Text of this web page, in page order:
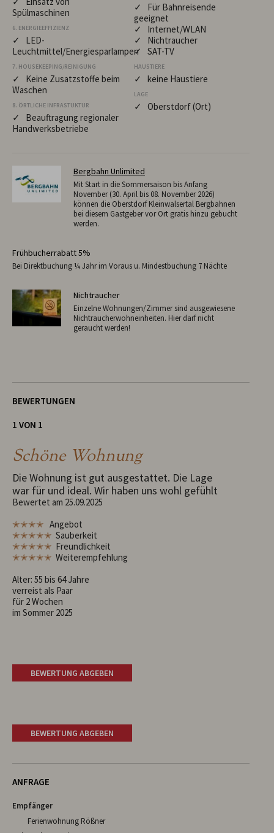
Spülmaschinen
6. ENERGIEEFFIZIENZ
✓ LED-
Leuchtmittel/Energiesparlampen
7. HOUSEKEEPING/REINIGUNG
✓ Keine Zusatzstoffe beim
Waschen
8. ÖRTLICHE INFRASTUKTUR
✓ Beauftragung regionaler
Handwerksbetriebe
✓ Für Bahnreisende
geeignet
✓ Internet/WLAN
✓ Nichtraucher
✓ SAT-TV
HAUSTIERE
✓ keine Haustiere
LAGE
✓ Oberstdorf (Ort)
Bergbahn Unlimited
Mit Start in die Sommersaison bis Anfang
November (30. April bis 08. November 2026)
können die Oberstdorf Kleinwalsertal Bergbahnen
bei diesem Gastgeber vor Ort gratis hinzu gebucht
werden.
Frühbucherrabatt 5%
Bei Direktbuchung ¼ Jahr im Voraus u. Mindestbuchung 7 Nächte
Nichtraucher
Einzelne Wohnungen/Zimmer sind ausgewiesene
Nichtraucherwohneinheiten. Hier darf nicht
geraucht werden!
BEWERTUNGEN
1 VON 1
Schöne Wohnung
Die Wohnung ist gut ausgestattet. Die Lage
war für und ideal. Wir haben uns wohl gefühlt
Bewertet am 25.09.2025
✭✭✭✭ Angebot
✭✭✭✭✭ Sauberkeit
✭✭✭✭✭ Freundlichkeit
✭✭✭✭✭ Weiterempfehlung
Alter: 55 bis 64 Jahre
verreist als Paar
für 2 Wochen
im Sommer 2025
BEWERTUNG ABGEBEN
BEWERTUNG ABGEBEN
ANFRAGE
Empfänger
Ferienwohnung Rößner